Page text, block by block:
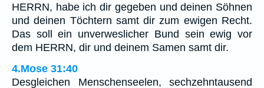
HERRN, habe ich dir gegeben und deinen Söhnen
und deinen Töchtern samt dir zum ewigen Recht.
Das soll ein unverweslicher Bund sein ewig vor
dem HERRN, dir und deinem Samen samt dir.
4.Mose 31:40
Desgleichen Menschenseelen, sechzehntausend